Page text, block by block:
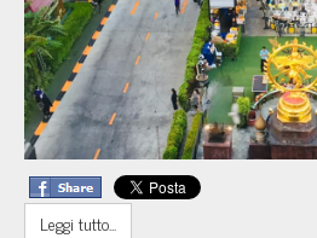
Leggi tutto...